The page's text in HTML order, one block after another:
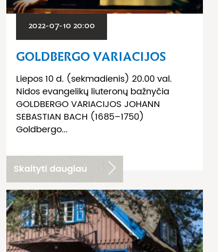
2022-07-10 20:00
GOLDBERGO VARIACIJOS
Liepos 10 d. (sekmadienis) 20.00 val.
Nidos evangelikų liuteronų bažnyčia
GOLDBERGO VARIACIJOS JOHANN
SEBASTIAN BACH (1685–1750)
Goldbergo...
Skaityti daugiau